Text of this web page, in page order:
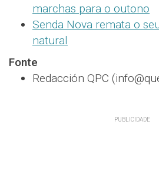
marchas para o outono
Senda Nova remata o
natural
Fonte
Redacción QPC